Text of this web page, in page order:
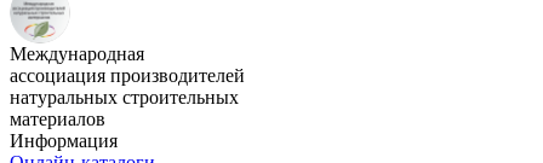
Международная
ассоциация производителей
натуральных строительных
материалов
Информация